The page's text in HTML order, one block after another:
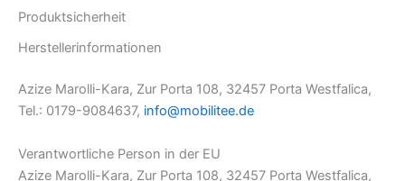
Produktsicherheit
Herstellerinformationen
Azize Marolli-Kara, Zur Porta 108, 32457 Porta Westfalica,
Tel.: 0179-9084637, info@mobilitee.de
Verantwortliche Person in der EU
Azize Marolli-Kara, Zur Porta 108, 32457 Porta Westfalica,